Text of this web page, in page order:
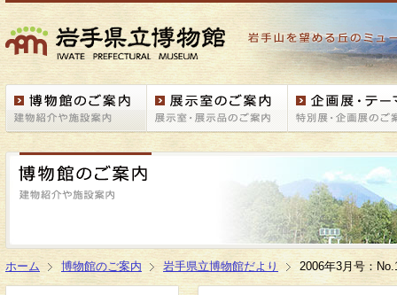
ホーム 博物館のご案内 岩手県立博物館だより 2006年3月号：